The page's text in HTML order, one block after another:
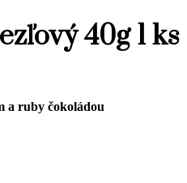
40g 1 ks
a ruby čokoládou